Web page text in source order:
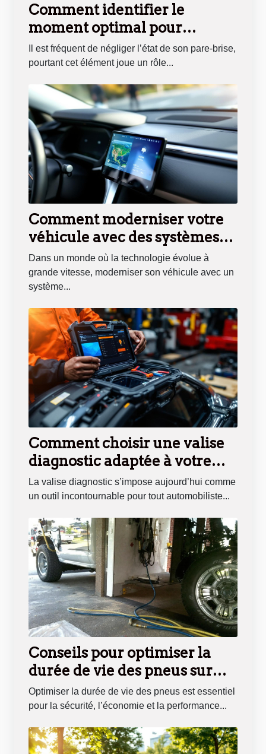
Comment identifier le
moment optimal pour
remplacer votre pare-brise ?
Il est fréquent de négliger l’état de son pare-brise,
pourtant cet élément joue un rôle...
Comment moderniser votre
véhicule avec des systèmes
de navigation intégrés ?
Dans un monde où la technologie évolue à
grande vitesse, moderniser son véhicule avec un
système...
Comment choisir une valise
diagnostic adaptée à votre
véhicule ?
La valise diagnostic s’impose aujourd’hui comme
un outil incontournable pour tout automobiliste...
Conseils pour optimiser la
durée de vie des pneus sur
différents véhicules
Optimiser la durée de vie des pneus est essentiel
pour la sécurité, l’économie et la performance...